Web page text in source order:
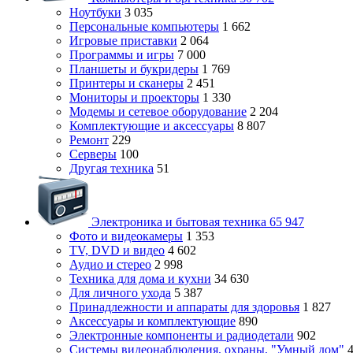
Ноутбуки 3 035
Персональные компьютеры 1 662
Игровые приставки 2 064
Программы и игры 7 000
Планшеты и букридеры 1 769
Принтеры и сканеры 2 451
Мониторы и проекторы 1 330
Модемы и сетевое оборудование 2 204
Комплектующие и аксессуары 8 807
Ремонт 229
Серверы 100
Другая техника 51
Электроника и бытовая техника 65 947
Фото и видеокамеры 1 353
TV, DVD и видео 4 602
Аудио и стерео 2 998
Техника для дома и кухни 34 630
Для личного ухода 5 387
Принадлежности и аппараты для здоровья 1 827
Аксессуары и комплектующие 890
Электронные компоненты и радиодетали 902
Системы видеонаблюдения, охраны, "Умный дом"